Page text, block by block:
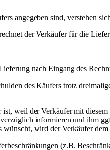
angegeben sind, verstehen
der Verkäufer für die
nach Eingang des
des Käufers trotz
weil der Verkäufer mit
informieren und ihm
wird der Verkäufer
(z.B.